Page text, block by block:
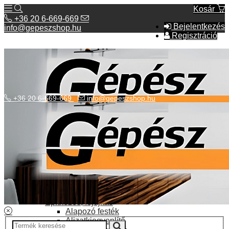
Kosár
Bejelentkezés
Regisztráció
+36 20 6-669-669
info@gepeszshop.hu
Kategóriák menü
Bolhapiac
Elektromos fűtés
Építkezés, fejújítás
Alapozó festék
Aljzatkiegyenlítő
+36 20 6-669-669 info@gepeszshop.hu